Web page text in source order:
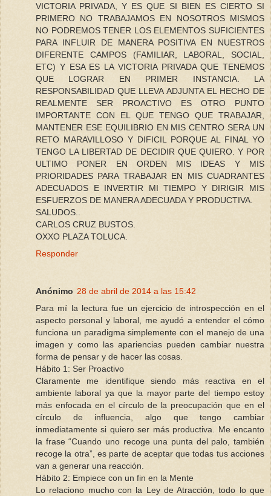
VICTORIA PRIVADA, Y ES QUE SI BIEN ES CIERTO SI
PRIMERO NO TRABAJAMOS EN NOSOTROS MISMOS
NO PODREMOS TENER LOS ELEMENTOS SUFICIENTES
PARA INFLUIR DE MANERA POSITIVA EN NUESTROS
DIFERENTE CAMPOS (FAMILIAR, LABORAL, SOCIAL,
ETC) Y ESA ES LA VICTORIA PRIVADA QUE TENEMOS
QUE LOGRAR EN PRIMER INSTANCIA. LA
RESPONSABILIDAD QUE LLEVA ADJUNTA EL HECHO DE
REALMENTE SER PROACTIVO ES OTRO PUNTO
IMPORTANTE CON EL QUE TENGO QUE TRABAJAR,
MANTENER ESE EQUILIBRIO EN MIS CENTRO SERA UN
RETO MARAVILLOSO Y DIFICIL PORQUE AL FINAL YO
TENGO LA LIBERTAD DE DECIDIR QUE QUIERO. Y POR
ULTIMO PONER EN ORDEN MIS IDEAS Y MIS
PRIORIDADES PARA TRABAJAR EN MIS CUADRANTES
ADECUADOS E INVERTIR MI TIEMPO Y DIRIGIR MIS
ESFUERZOS DE MANERA ADECUADA Y PRODUCTIVA.
SALUDOS..
CARLOS CRUZ BUSTOS.
OXXO PLAZA TOLUCA.
Responder
Anónimo 28 de abril de 2014 a las 15:42
Para mí la lectura fue un ejercicio de introspección en el
aspecto personal y laboral, me ayudó a entender el cómo
funciona un paradigma simplemente con el manejo de una
imagen y como las apariencias pueden cambiar nuestra
forma de pensar y de hacer las cosas.
Hábito 1: Ser Proactivo
Claramente me identifique siendo más reactiva en el
ambiente laboral ya que la mayor parte del tiempo estoy
más enfocada en el círculo de la preocupación que en el
círculo de influencia, algo que tengo cambiar
inmediatamente si quiero ser más productiva. Me encanto
la frase “Cuando uno recoge una punta del palo, también
recoge la otra”, es parte de aceptar que todas tus acciones
van a generar una reacción.
Hábito 2: Empiece con un fin en la Mente
Lo relaciono mucho con la Ley de Atracción, todo lo que